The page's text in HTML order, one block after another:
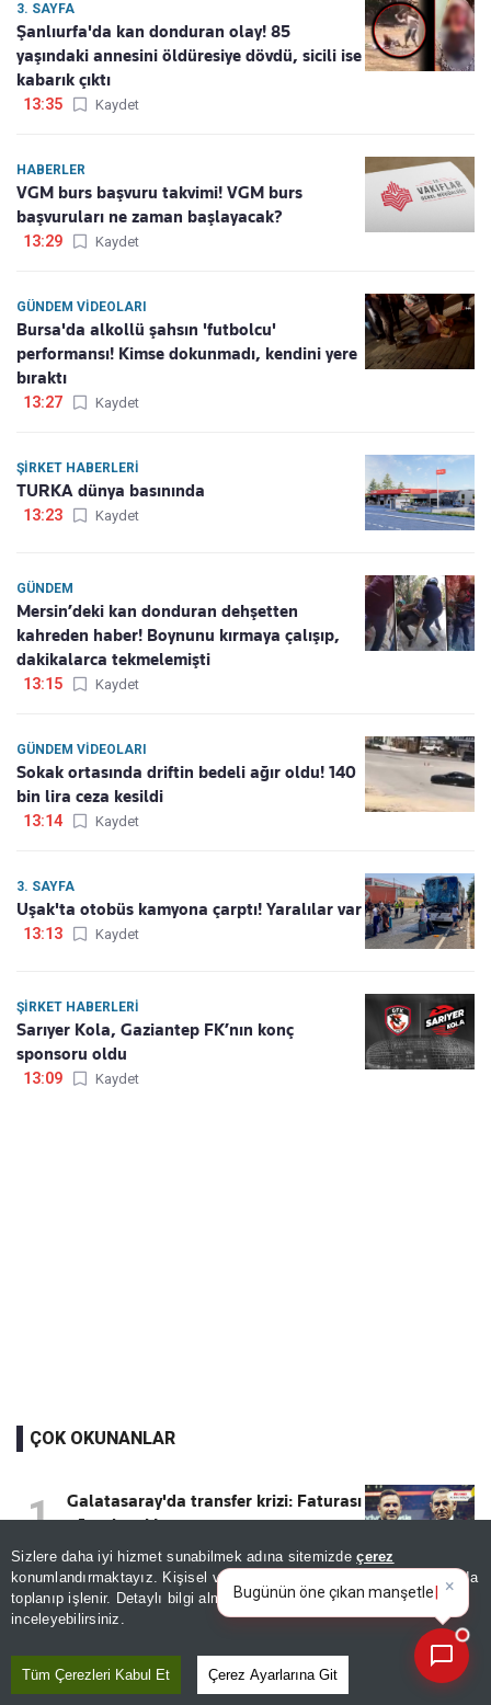
Sizlere daha iyi hizmet sunabilmek adına sitemizdeçerez
konumlandırmaktayız. Kişisel verileriniz, KVKK ve GDPR kapsamında
toplanıp işlenir. Detaylı bilgi almak içinAydınlatma Metnimizi
inceleyebilirsiniz.
Tüm Çerezleri Kabul Et Çerez Ayarlarına Git
3. SAYFA
Şanlıurfa'da kan donduran olay! 85
yaşındaki annesini öldüresiye dövdü, sicili ise
kabarık çıktı
13:35 Kaydet
HABERLER
VGM burs başvuru takvimi! VGM burs
başvuruları ne zaman başlayacak?
13:29 Kaydet
GÜNDEM VIDEOLARI
Bursa'da alkollü şahsın 'futbolcu'
performansı! Kimse dokunmadı, kendini yere
bıraktı
13:27 Kaydet
ŞIRKET HABERLERI
TURKA dünya basınında
13:23 Kaydet
GÜNDEM
Mersin’deki kan donduran dehşetten
kahreden haber! Boynunu kırmaya çalışıp,
dakikalarca tekmelemişti
13:15 Kaydet
GÜNDEM VIDEOLARI
Sokak ortasında driftin bedeli ağır oldu! 140
bin lira ceza kesildi
13:14 Kaydet
3. SAYFA
Uşak'ta otobüs kamyona çarptı! Yaralılar var
13:13 Kaydet
ŞIRKET HABERLERI
Sarıyer Kola, Gaziantep FK’nın konç
sponsoru oldu
13:09 Kaydet
ÇOK OKUNANLAR
1
Galatasaray'da transfer krizi: Faturası
ağır olacak!
2
Devrilen araçta can havliyle sordu:
×
Bugünün öne çıkan manşetleri
ve gelişmeleri neler?|